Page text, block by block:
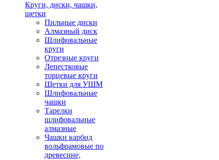
Круги, диски, чашки,
щетки
Пильные диски
Алмазный диск
Шлифовальные
круги
Отрезные круги
Лепестковые
торцевые круги
Щетки для УШМ
Шлифовальные
чашки
Тарелки
шлифовальные
алмазные
Чашки карбид
вольфрамовые по
древесине,